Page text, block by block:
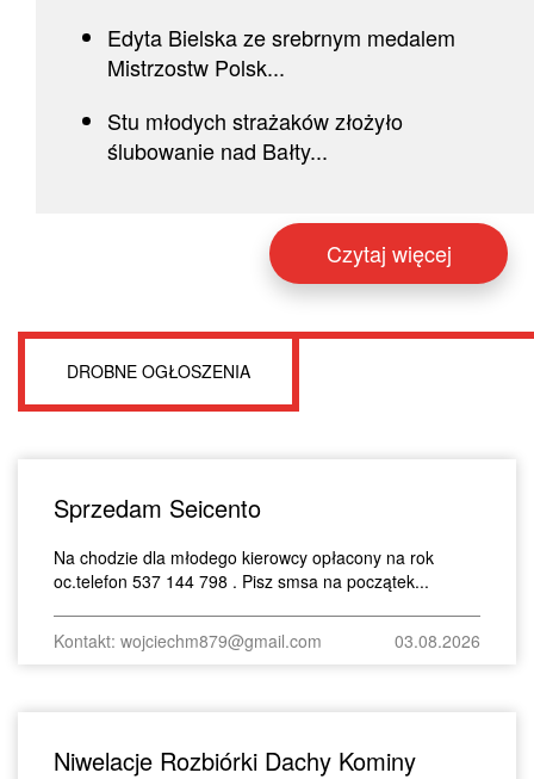
Edyta Bielska ze srebrnym medalem
Mistrzostw Polsk...
Stu młodych strażaków złożyło
ślubowanie nad Bałty...
Czytaj więcej
DROBNE OGŁOSZENIA
Sprzedam Seicento
Na chodzie dla młodego kierowcy opłacony na rok
oc.telefon 537 144 798 . Pisz smsa na początek...
Kontakt: wojciechm879@gmail.com 03.08.2026
Niwelacje Rozbiórki Dachy Kominy